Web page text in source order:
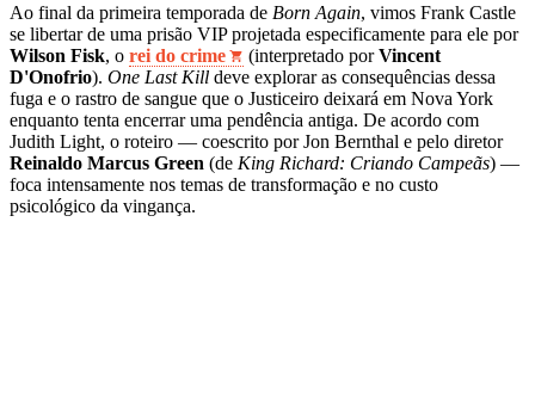
Ao final da primeira temporada de Born Again, vimos Frank Castle
se libertar de uma prisão VIP projetada especificamente para ele por
Wilson Fisk, o rei do crime (interpretado porVincent
D'Onofrio). One Last Kill deve explorar as consequências dessa
fuga e o rastro de sangue que o Justiceiro deixará em Nova York
enquanto tenta encerrar uma pendência antiga. De acordo com
Judith Light, o roteiro — coescrito por Jon Bernthal e pelo diretor
Reinaldo Marcus Green (de King Richard: Criando Campeãs) —
foca intensamente nos temas de transformação e no custo
psicológico da vingança.